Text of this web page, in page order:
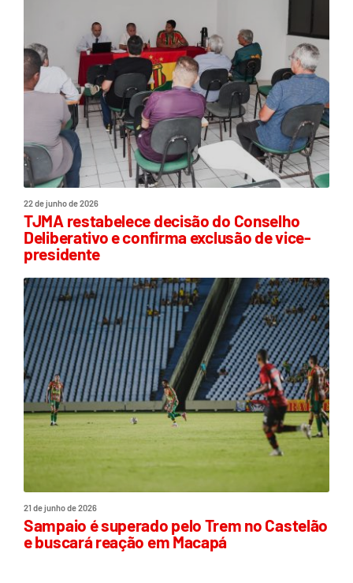
22 de junho de 2026
TJMA restabelece decisão do Conselho
Deliberativo e confirma exclusão de vice-
presidente
21 de junho de 2026
Sampaio é superado pelo Trem no Castelão
e buscará reação em Macapá